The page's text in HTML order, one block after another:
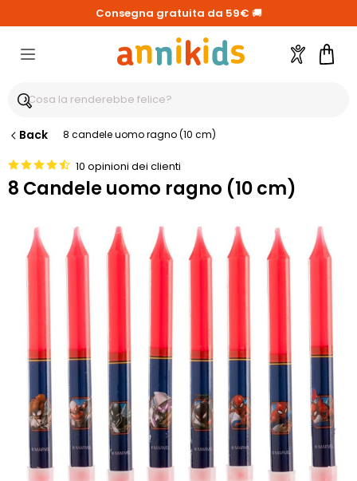
Consegna gratuita da 59€ 🚚
Account
Back 8 candele uomo ragno (10 cm)
10 opinioni dei clienti
8 Candele uomo ragno (10 cm)